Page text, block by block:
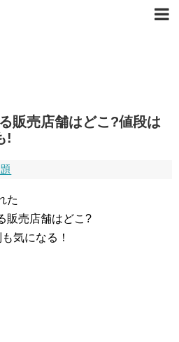
販売店舗はどこ?値段は
!
た
販売店舗はどこ?
気になる！